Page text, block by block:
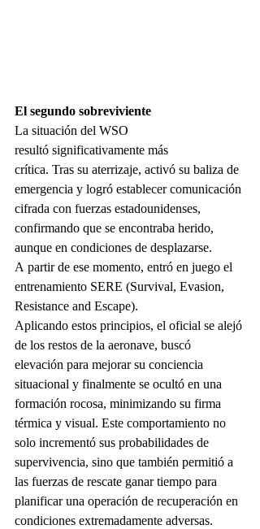
El segundo sobreviviente
La situación del WSO
resultó significativamente más
crítica. Tras su aterrizaje, activó su baliza de
emergencia y logró establecer comunicación
cifrada con fuerzas estadounidenses,
confirmando que se encontraba herido,
aunque en condiciones de desplazarse.
A partir de ese momento, entró en juego el
entrenamiento SERE (Survival, Evasion,
Resistance and Escape).
Aplicando estos principios, el oficial se alejó
de los restos de la aeronave, buscó
elevación para mejorar su conciencia
situacional y finalmente se ocultó en una
formación rocosa, minimizando su firma
térmica y visual. Este comportamiento no
solo incrementó sus probabilidades de
supervivencia, sino que también permitió a
las fuerzas de rescate ganar tiempo para
planificar una operación de recuperación en
condiciones extremadamente adversas.